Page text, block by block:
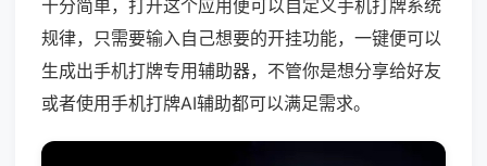
十分简单，打开这个应用便可以自定义手机打牌系统
规律，只需要输入自己想要的开挂功能，一键便可以
生成出手机打牌专用辅助器，不管你是想分享给好友
或者使用手机打牌AI辅助都可以满足需求。